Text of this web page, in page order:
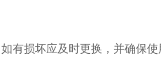
有损坏应及时更换，并确保使